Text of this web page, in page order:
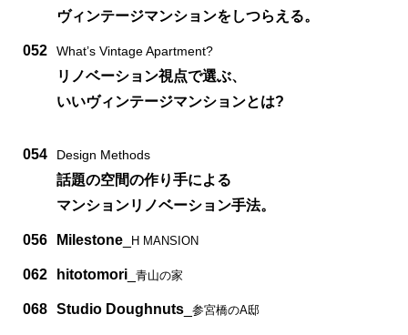
ヴィンテージマンションをしつらえる。
052 What’s Vintage Apartment?
リノベーション視点で選ぶ、
いいヴィンテージマンションとは?
054 Design Methods
話題の空間の作り手による
マンションリノベーション手法。
056 Milestone H MANSION
062 hitotomori 青山の家
068 Studio Doughnuts 参宮橋のA邸